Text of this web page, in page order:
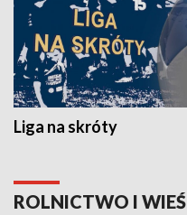
Liga na skróty
ROLNICTWO I WIEŚ